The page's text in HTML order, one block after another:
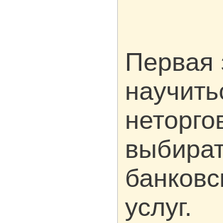
Первая
услуг.